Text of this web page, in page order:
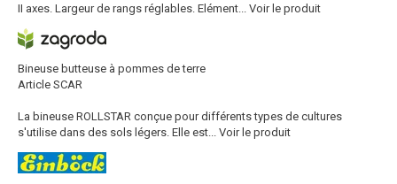
II axes. Largeur de rangs réglables. Elément...
Voir le produit
Bineuse butteuse à pommes de terre
Article SCAR
La bineuse ROLLSTAR conçue pour différents types de cultures
s'utilise dans des sols légers. Elle est...
Voir le produit